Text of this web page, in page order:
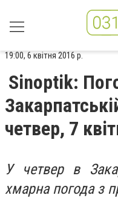
19:00, 6 квітня 2016 р.
Sinoptik:
четвер, 7
У четвер в
хмарна погода з